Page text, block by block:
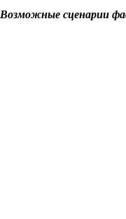
Возможные сценарии